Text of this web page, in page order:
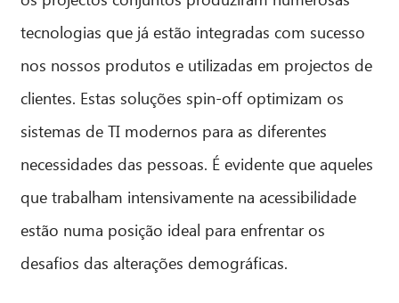
tecnologias que já estão integradas com sucesso
nos nossos produtos e utilizadas em projectos de
clientes. Estas soluções spin-off optimizam os
sistemas de TI modernos para as diferentes
necessidades das pessoas. É evidente que aqueles
que trabalham intensivamente na acessibilidade
estão numa posição ideal para enfrentar os
desafios das alterações demográficas.